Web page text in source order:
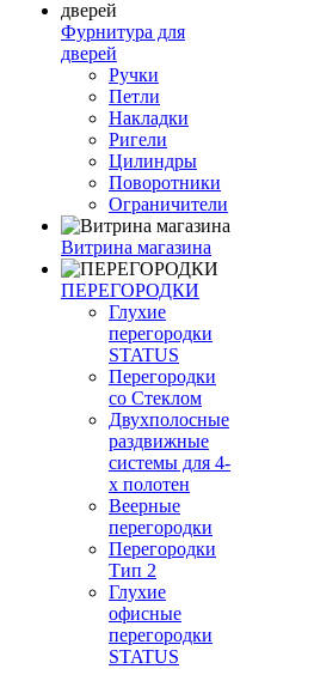
Фурнитура для
дверей
Ручки
Петли
Накладки
Ригели
Цилиндры
Поворотники
Ограничители
Витрина магазина
ПЕРЕГОРОДКИ
Глухие
перегородки
STATUS
Перегородки
со Стеклом
Двухполосные
раздвижные
системы для 4-
х полотен
Веерные
перегородки
Перегородки
Тип 2
Глухие
офисные
перегородки
STATUS